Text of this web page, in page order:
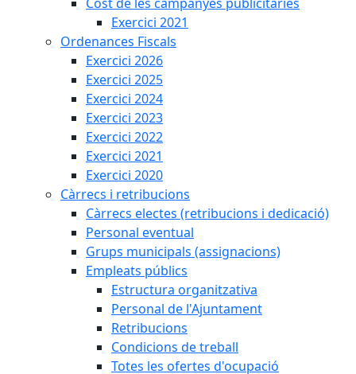
Exercici 2021
Ordenances Fiscals
Exercici 2026
Exercici 2025
Exercici 2024
Exercici 2023
Exercici 2022
Exercici 2021
Exercici 2020
Càrrecs i retribucions
Càrrecs electes (retribucions i dedicació)
Personal eventual
Grups municipals (assignacions)
Empleats públics
Estructura organitzativa
Personal de l'Ajuntament
Retribucions
Condicions de treball
Totes les ofertes d'ocupació